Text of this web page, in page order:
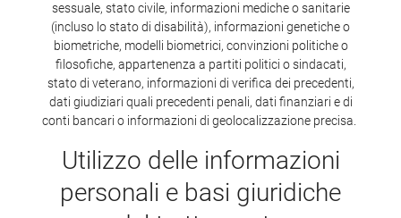
sessuale, stato civile, informazioni mediche o sanitarie
(incluso lo stato di disabilità), informazioni genetiche o
biometriche, modelli biometrici, convinzioni politiche o
filosofiche, appartenenza a partiti politici o sindacati,
stato di veterano, informazioni di verifica dei precedenti,
dati giudiziari quali precedenti penali, dati finanziari e di
conti bancari o informazioni di geolocalizzazione precisa.
Utilizzo delle informazioni
personali e basi giuridiche